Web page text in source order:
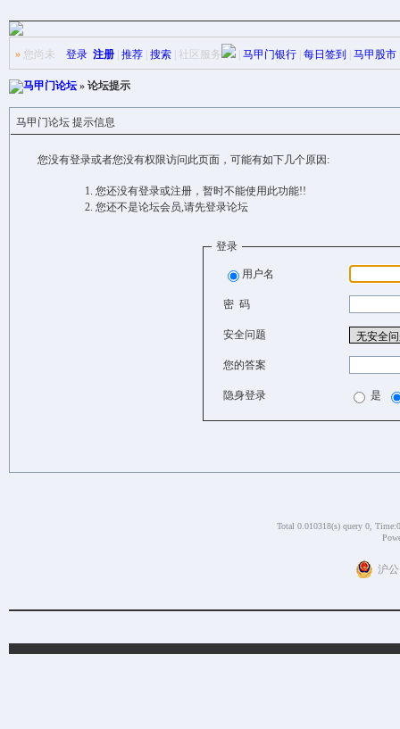
»您尚未 登录 注册| 推荐| 搜索| 社区服务 | 马甲门银行| 每日签到 马甲股市
马甲门论坛» 论坛提示
马甲门论坛 提示信息
您没有登录或者您没有权限访问此页面，可能有如下几个原因:
您还没有登录或注册，暂时不能使用此功能!!
您还不是论坛会员,请先登录论坛
登录
用户名
密 码
安全问题
您的答案
隐身登录 是
Total 0.010318(s) query 0,
沪公